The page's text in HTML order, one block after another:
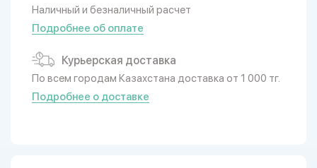
Наличный и безналичный расчет
Подробнее об оплате
Курьерская доставка
По всем городам Казахстана доставка от 1 000 тг.
Подробнее о доставке